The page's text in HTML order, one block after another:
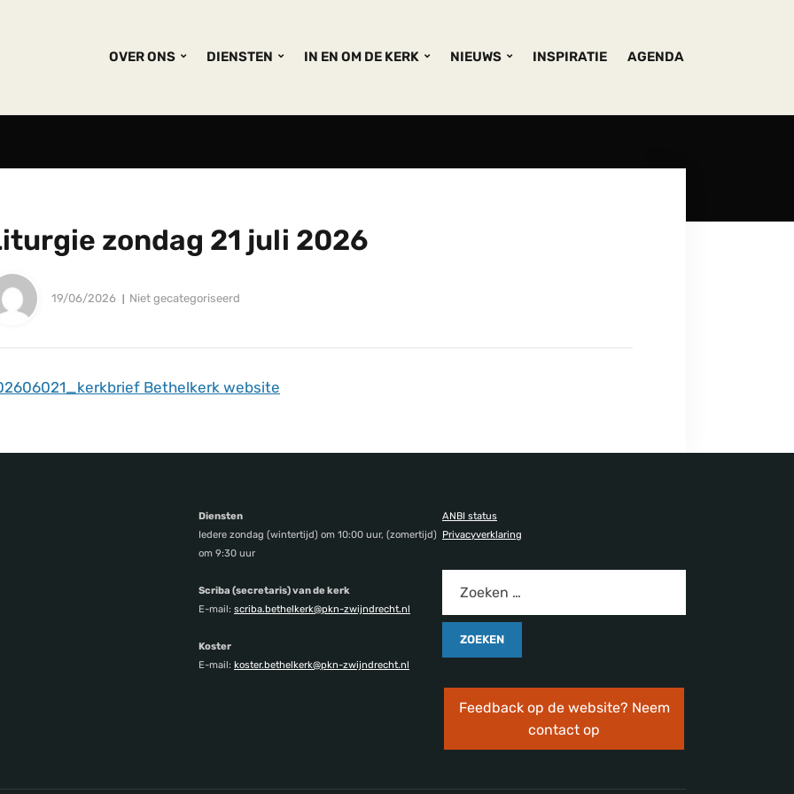
OVER ONS DIENSTEN IN EN OM DE KERK NIEUWS INSPIRATIE AGENDA
zondag 21 juli 2026
19/06/2026 Niet gecategoriseerd
Bethelkerk website
Diensten
Iedere zondag (wintertijd) om 10:00 uur, (zomertijd)
om 9:30 uur
Scriba (secretaris) van de kerk
E-mail: scriba.bethelkerk@pkn-zwijndrecht.nl
Koster
E-mail: koster.bethelkerk@pkn-zwijndrecht.nl
ANBI status
Privacyverklaring
Feedback op de website? Neem
contact op